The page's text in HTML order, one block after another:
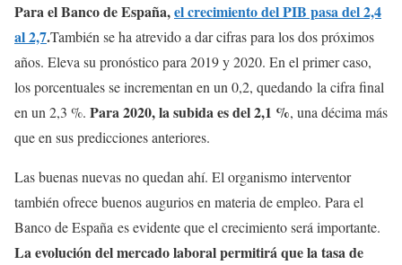
Para el Banco de España,el crecimiento del PIB pasa del 2,4
al 2,7.También se ha atrevido a dar cifras para los dos próximos
años. Eleva su pronóstico para 2019 y 2020. En el primer caso,
los porcentuales se incrementan en un 0,2, quedando la cifra final
en un 2,3 %. Para 2020, la subida es del 2,1 %, una décima más
que en sus predicciones anteriores.
Las buenas nuevas no quedan ahí. El organismo interventor
también ofrece buenos augurios en materia de empleo. Para el
Banco de España es evidente que el crecimiento será importante.
La evolución del mercado laboral permitirá que la tasa de